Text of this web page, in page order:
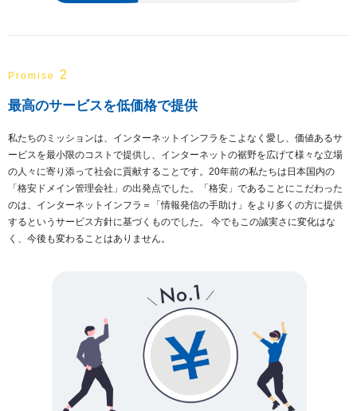
Promise 2
最高のサービスを低価格で提供
私たちのミッションは、インターネットインフラをこよなく愛し、価値あるサ
ービスを最小限のコストで提供し、インターネットの裾野を広げて様々な立場
の人々に寄り添って社会に貢献することです。20年前の私たちは日本国内の
「格安ドメイン管理会社」の出発点でした。「格安」であることにこだわった
のは、インターネットインフラ＝「情報発信の手助け」をより多くの方に提供
するというサービス方針に基づくものでした。 今でもこの誠実さに変化はな
く、今後も変わることはありません。